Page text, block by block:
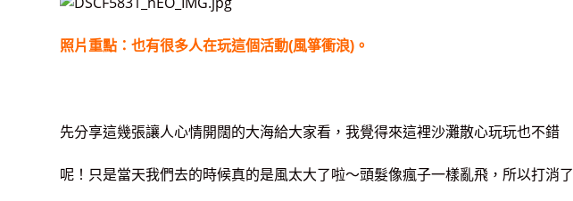
照片重點：也有很多人在玩這個活動(風箏衝浪)。
先分享這幾張讓人心情開闊的大海給大家看，我覺得來這裡沙灘散心玩玩也不錯
呢！只是當天我們去的時候真的是風太大了啦～頭髮像瘋子一樣亂飛，所以打消了